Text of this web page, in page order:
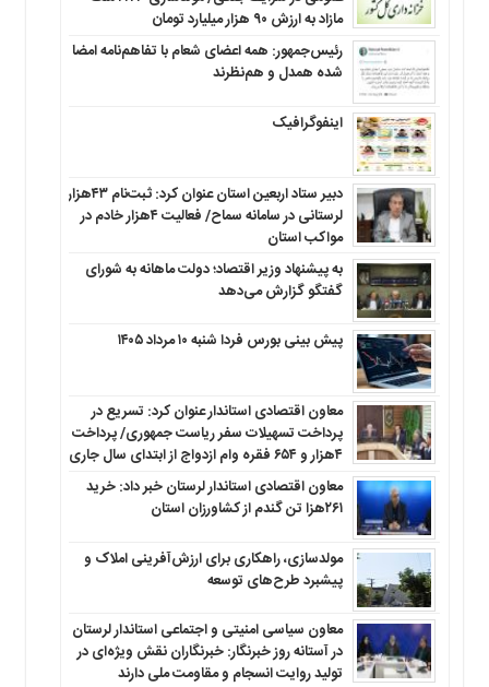
مازاد به ارزش ۹۰ هزار میلیارد تومان
رئیس‌جمهور: همه اعضای شعام با تفاهم‌نامه امضا
شده همدل و هم‌نظرند
اینفوگرافیک
دبیر ستاد اربعین استان عنوان کرد: ثبت‌نام ۴۳هزار
لرستانی در سامانه سماح/ فعالیت ۴هزار خادم در
مواکب استان
به پیشنهاد وزیر اقتصاد؛ دولت ماهانه به شورای
گفتگو گزارش می‌دهد
پیش بینی بورس فردا شنبه ۱۰ مرداد ۱۴۰۵
معاون اقتصادی استاندار عنوان کرد: تسریع در
پرداخت تسهیلات سفر ریاست جمهوری/ پرداخت
۴هزار و ۶۵۴ فقره وام ازدواج از ابتدای سال جاری
معاون اقتصادی استاندار لرستان خبر داد: خرید
۲۶۱هزا تن گندم از کشاورزان استان
مولدسازی، راهکاری برای ارزش‌آفرینی املاک و
پیشبرد طرح‌های توسعه
معاون سیاسی امنیتی و اجتماعی استاندار لرستان
در آستانه روز خبرنگار: خبرنگاران نقش ویژه‌ای در
تولید روایت انسجام و مقاومت ملی دارند